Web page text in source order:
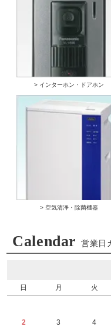
> インターホン・ドアホン
> 空気清浄・除菌機器
Calendar 営業日
日 月 火
2 3 4